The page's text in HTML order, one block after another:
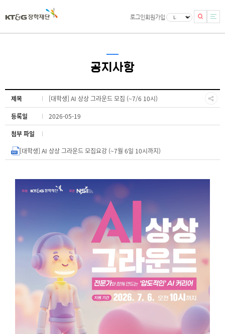
로그인회원가입
공지사항
제목
[대학생] AI 상상 그라운드 모집 (~7/6 10시)
등록일
2026-05-19
첨부 파일
[대학생] AI 상상 그라운드 모집요강 (~7월 6일 10시까지)